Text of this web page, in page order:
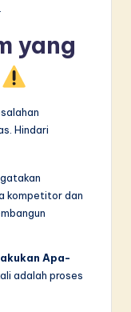
yang
Hindari
kompetitor dan
Apa-
adalah proses